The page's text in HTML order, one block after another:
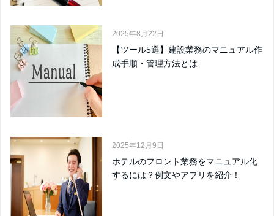
2025年8月22日
【ツール5選】建設業務のマニュアル作
成手順・管理方法とは
2025年12月9日
ホテルのフロント業務をマニュアル化
するには？例文やアプリを紹介！